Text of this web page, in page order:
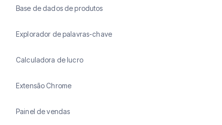
Base de dados de produtos
Explorador de palavras-chave
Calculadora de lucro
Extensão Chrome
Painel de vendas